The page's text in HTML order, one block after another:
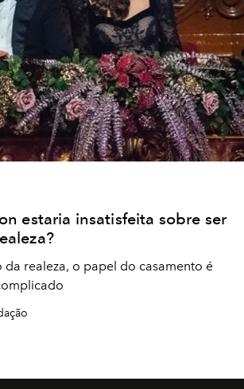
estaria insatisfeita sobre ser
da realeza, o papel do casamento é